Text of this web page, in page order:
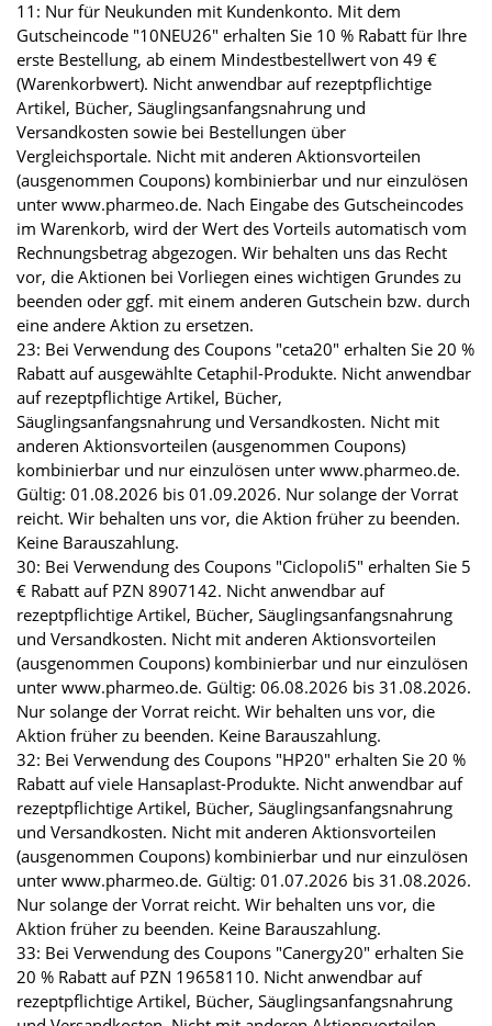
11: Nur für Neukunden mit Kundenkonto. Mit dem
Gutscheincode "10NEU26" erhalten Sie 10 % Rabatt für Ihre
erste Bestellung, ab einem Mindestbestellwert von 49 €
(Warenkorbwert). Nicht anwendbar auf rezeptpflichtige
Artikel, Bücher, Säuglingsanfangsnahrung und
Versandkosten sowie bei Bestellungen über
Vergleichsportale. Nicht mit anderen Aktionsvorteilen
(ausgenommen Coupons) kombinierbar und nur einzulösen
unter www.pharmeo.de. Nach Eingabe des Gutscheincodes
im Warenkorb, wird der Wert des Vorteils automatisch vom
Rechnungsbetrag abgezogen. Wir behalten uns das Recht
vor, die Aktionen bei Vorliegen eines wichtigen Grundes zu
beenden oder ggf. mit einem anderen Gutschein bzw. durch
eine andere Aktion zu ersetzen.
23: Bei Verwendung des Coupons "ceta20" erhalten Sie 20 %
Rabatt auf ausgewählte Cetaphil-Produkte. Nicht anwendbar
auf rezeptpflichtige Artikel, Bücher,
Säuglingsanfangsnahrung und Versandkosten. Nicht mit
anderen Aktionsvorteilen (ausgenommen Coupons)
kombinierbar und nur einzulösen unter www.pharmeo.de.
Gültig: 01.08.2026 bis 01.09.2026. Nur solange der Vorrat
reicht. Wir behalten uns vor, die Aktion früher zu beenden.
Keine Barauszahlung.
30: Bei Verwendung des Coupons "Ciclopoli5" erhalten Sie 5
€ Rabatt auf PZN 8907142. Nicht anwendbar auf
rezeptpflichtige Artikel, Bücher, Säuglingsanfangsnahrung
und Versandkosten. Nicht mit anderen Aktionsvorteilen
(ausgenommen Coupons) kombinierbar und nur einzulösen
unter www.pharmeo.de. Gültig: 06.08.2026 bis 31.08.2026.
Nur solange der Vorrat reicht. Wir behalten uns vor, die
Aktion früher zu beenden. Keine Barauszahlung.
32: Bei Verwendung des Coupons "HP20" erhalten Sie 20 %
Rabatt auf viele Hansaplast-Produkte. Nicht anwendbar auf
rezeptpflichtige Artikel, Bücher, Säuglingsanfangsnahrung
und Versandkosten. Nicht mit anderen Aktionsvorteilen
(ausgenommen Coupons) kombinierbar und nur einzulösen
unter www.pharmeo.de. Gültig: 01.07.2026 bis 31.08.2026.
Nur solange der Vorrat reicht. Wir behalten uns vor, die
Aktion früher zu beenden. Keine Barauszahlung.
33: Bei Verwendung des Coupons "Canergy20" erhalten Sie
20 % Rabatt auf PZN 19658110. Nicht anwendbar auf
rezeptpflichtige Artikel, Bücher, Säuglingsanfangsnahrung